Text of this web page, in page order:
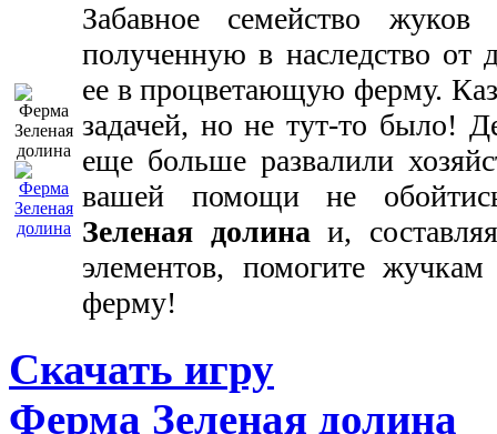
Забавное семейство жуков
полученную в наследство от
ее в процветающую ферму.
задачей, но не тут-то было!
еще больше развалили
вашей помощи не
Зеленая долинаи,
элементов, помогите
ферму!
Скачать игру
Ферма Зеленая долина